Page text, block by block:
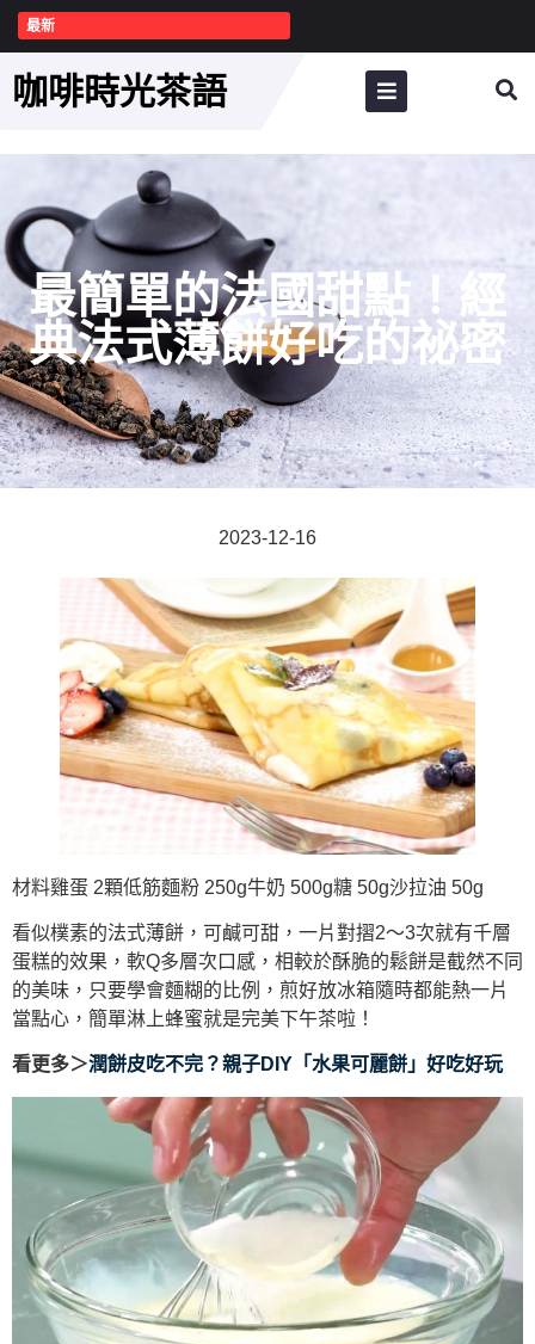
最新
咖啡時光茶語
最簡單的法國甜點！經
典法式薄餅好吃的祕密
2023-12-16
材料雞蛋 2顆低筋麵粉 250g牛奶 500g糖 50g沙拉油 50g
看似樸素的法式薄餅，可鹹可甜，一片對摺2～3次就有千層
蛋糕的效果，軟Q多層次口感，相較於酥脆的鬆餅是截然不同
的美味，只要學會麵糊的比例，煎好放冰箱隨時都能熱一片
當點心，簡單淋上蜂蜜就是完美下午茶啦！
看更多＞潤餅皮吃不完？親子DIY「水果可麗餅」好吃好玩